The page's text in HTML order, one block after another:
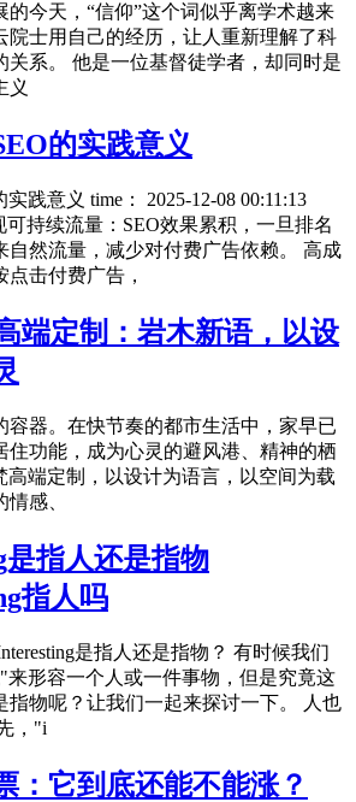
的今天，“信仰”这个词似乎离学术越来
院士用自己的经历，让人重新理解了科
关系。 他是一位基督徒学者，却同时是
义
的实践意义
践意义 time： 2025-12-08 00:11:13
可持续流量：SEO效果累积，一旦排名
自然流量，减少对付费广告依赖。 高成
击付费广告，
端定制：岩木新语，以设
容器。在快节奏的都市生活中，家早已
住功能，成为心灵的避风港、精神的栖
高端定制，以设计为语言，以空间为载
感、
指人还是指物
指人吗
是指人还是指物？ 有时候我们
来形容一个人或一件事物，但是究竟这
指物呢？让我们一起来探讨一下。 人也
，"i
：它到底还能不能涨？